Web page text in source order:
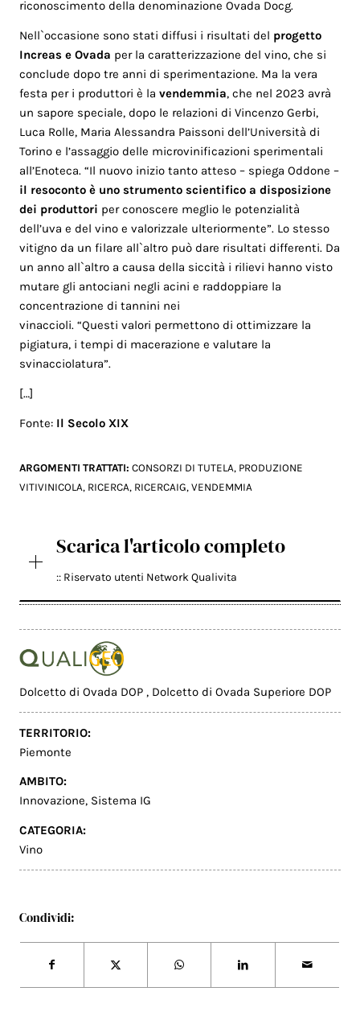
riconoscimento della denominazione Ovada Docg.
Nell`occasione sono stati diffusi i risultati del progetto
Increas e Ovada per la caratterizzazione del vino, che si
conclude dopo tre anni di sperimentazione. Ma la vera
festa per i produttori è lavendemmia, che nel 2023 avrà
un sapore speciale, dopo le relazioni di Vincenzo Gerbi,
Luca Rolle, Maria Alessandra Paissoni dell’Università di
Torino e l’assaggio delle microvinificazioni sperimentali
all’Enoteca. “Il nuovo inizio tanto atteso – spiega Oddone –
il resoconto è uno strumento scientifico a disposizione
dei produttori per conoscere meglio le potenzialità
dell’uva e del vino e valorizzale ulteriormente”. Lo stesso
vitigno da un filare all`altro può dare risultati differenti. Da
un anno all`altro a causa della siccità i rilievi hanno visto
mutare gli antociani negli acini e raddoppiare la
concentrazione di tannini nei
vinaccioli. “Questi valori permettono di ottimizzare la
pigiatura, i tempi di macerazione e valutare la
svinacciolatura”.
[…]
Fonte: Il Secolo XIX
ARGOMENTI TRATTATI:CONSORZI DI TUTELA, PRODUZIONE
VITIVINICOLA, RICERCA, RICERCAIG,VENDEMMIA
Scarica l'articolo completo
:: Riservato utenti Network Qualivita
Dolcetto di Ovada DOP, Dolcetto di Ovada Superiore DOP
TERRITORIO:
Piemonte
AMBITO:
Innovazione, Sistema IG
CATEGORIA:
Vino
Condividi: